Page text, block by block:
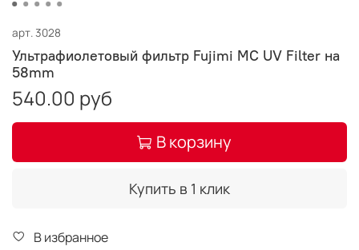
арт.3028
Ультрафиолетовый фильтр Fujimi MC UV Filter на
58mm
540.00 руб
В корзину
Купить в 1 клик
В избранное